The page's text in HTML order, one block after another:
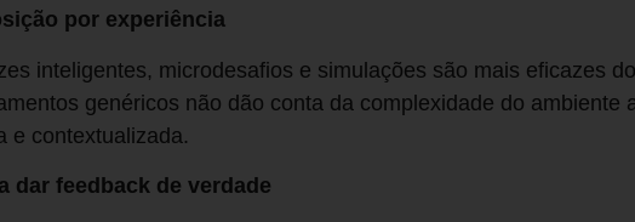
por experiência
inteligentes, microdesafios e simulações são mais eficazes
genéricos não dão conta da complexidade do ambiente
e contextualizada.
dar feedback de verdade